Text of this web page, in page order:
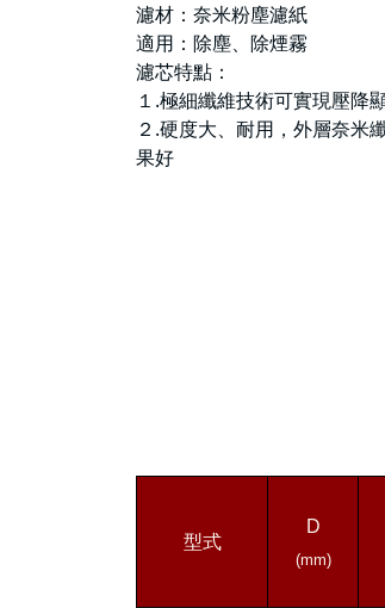
濾材：奈米粉塵濾紙
適用：除塵、除煙霧
濾芯特點：
１.極細纖維技術可實現壓降
２.硬度大、耐用，外層奈米
果好
型式
D
(mm)